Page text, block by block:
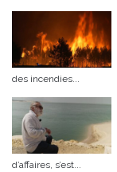
des incendies...
d’affaires, s’est...